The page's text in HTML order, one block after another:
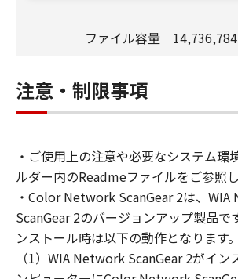
（本契約書においては、「本ソフ
ること、またはコンピューターに
ること、アクセスすること、もしく
ことのいずれも含むものとします
お客様は、また「指定機器」にネ
通じて接続されたコンピューター
コンピューターの使用者に対して
ェア」を使用させることができま
コンピューターの使用者に本契約
よび条件を遵守させるとともに、
し全責任を負うことを条件としま
ファイル容量
注意・制限事項
・ご使用上の注意や必要なシステム環
ルダー内のReadmeファイルをご参照
・Color Network ScanGear 2は、
ScanGear 2のバージョンアップ製品で
ンストール時は以下の動作となります。
（1）WIA Network ScanGear 2がイン